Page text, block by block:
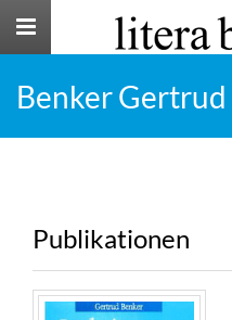
Toggle
Benker Gertrud
Publikationen